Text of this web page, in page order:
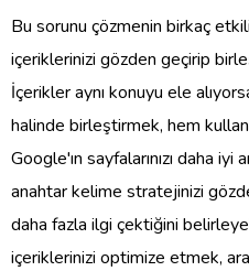
Bu sorunu çözmenin birkaç
içeriklerinizi gözden geçirip
İçerikler aynı konuyu ele
halinde birleştirmek, hem
Google'ın sayfalarınızı daha iyi
anahtar kelime stratejinizi
daha fazla ilgi çektiğini
içeriklerinizi optimize etmek,